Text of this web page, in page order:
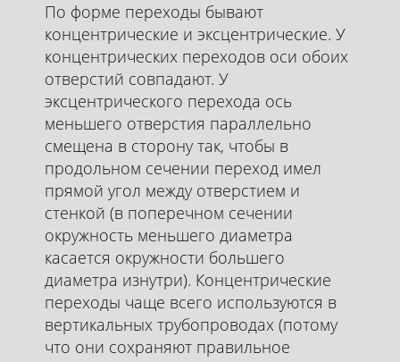
По форме переходы бывают
концентрические и эксцентрические. У
концентрических переходов оси обоих
отверстий совпадают. У
эксцентрического перехода ось
меньшего отверстия параллельно
смещена в сторону так, чтобы в
продольном сечении переход имел
прямой угол между отверстием и
стенкой (в поперечном сечении
окружность меньшего диаметра
касается окружности большего
диаметра изнутри). Концентрические
переходы чаще всего используются в
вертикальных трубопроводах (потому
что они сохраняют правильное